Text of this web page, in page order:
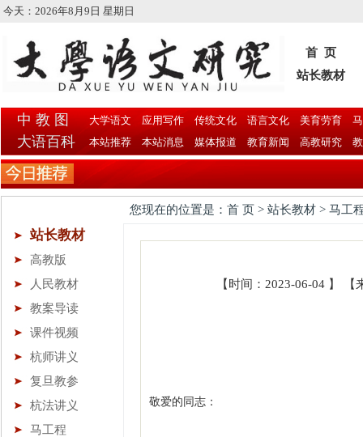
今天： 2026年8月9日 星期日
首 页
站长教材
中 教 图
大语百科
大学语文 应用写作 传统文化 语言文化 美育劳育
本站推荐
本站消息 媒体报道 教育新闻 高教研究
您现在的位置是：首 页 > 站长教材 > 马工
站长教材
高教版
人民教材
教案导读
课件视频
杭师讲义
复旦教参
杭法讲义
马工程
【时间：2023-06-04 】
敬爱的同志：